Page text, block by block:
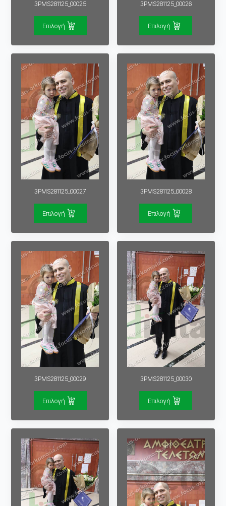
3PMS281125_00025
Επιλογή
3PMS281125_00026
Επιλογή
3PMS281125_00027
Επιλογή
3PMS281125_00028
Επιλογή
3PMS281125_00029
Επιλογή
3PMS281125_00030
Επιλογή